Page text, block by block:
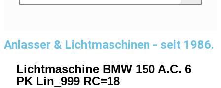
Anlasser & Lichtmaschinen - seit 1986.
Lichtmaschine BMW 150 A.C. 6
PK Lin_999 RC=18